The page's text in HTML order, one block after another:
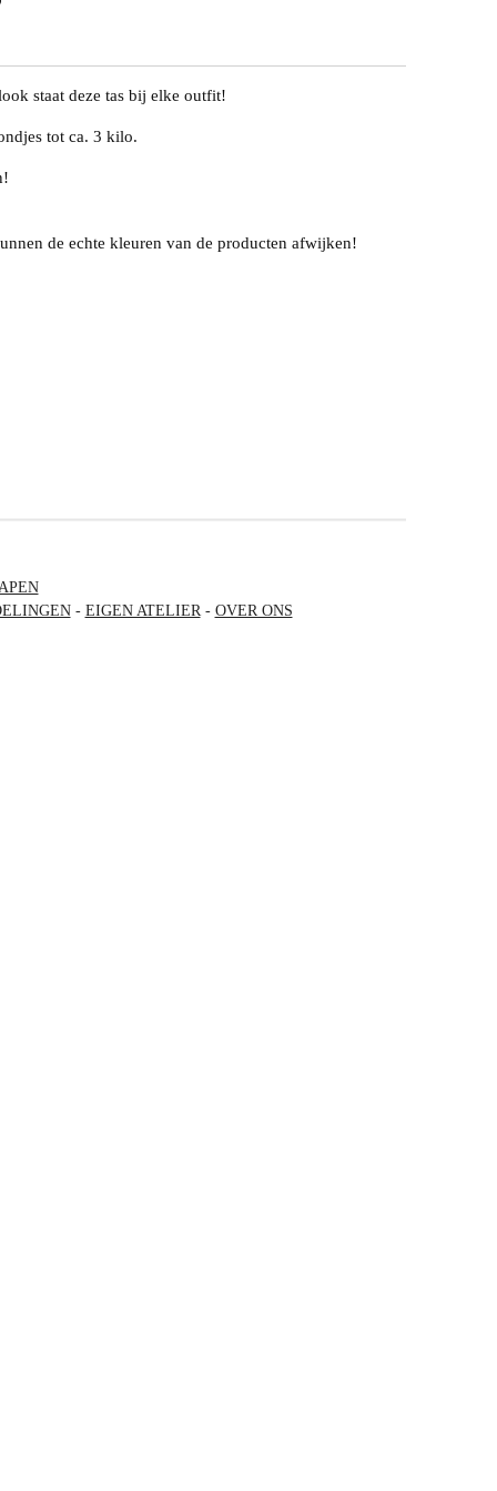
staat deze tas bij elke outfit!
tot ca. 3 kilo.
de echte kleuren van de producten afwijken!
- EIGEN ATELIER- OVER ONS